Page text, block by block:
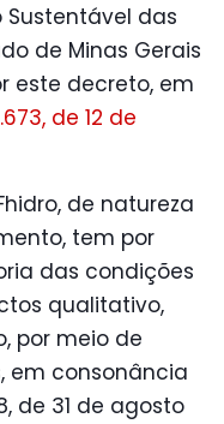
Sustentável das
de Minas Gerais
este decreto, em
de 12 de
de natureza
tem por
das condições
qualitativo,
por meio de
em consonância
de 31 de agosto